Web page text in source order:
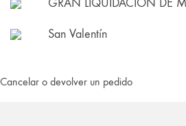
GRAN LIQUIDACIÓN DE
San Valentín
Cancelar o devolver un pedido